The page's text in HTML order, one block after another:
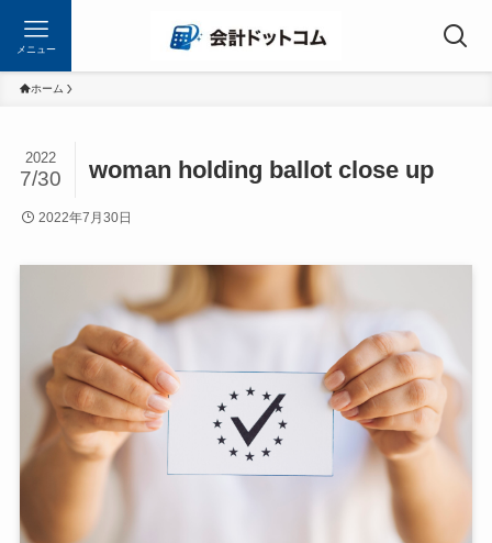
メニュー
ホーム
woman holding ballot close up
2022
7/30
2022年7月30日